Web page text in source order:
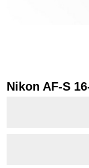
Nikon AF-S